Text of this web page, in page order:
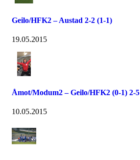
Geilo/HFK2 – Austad 2-2 (1-1)
19.05.2015
Åmot/Modum2 – Geilo/HFK2 (0-1) 2-5
10.05.2015